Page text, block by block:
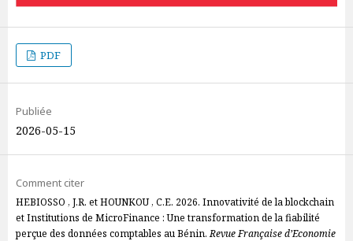
PDF
Publiée
2026-05-15
Comment citer
HEBIOSSO , J.R. et HOUNKOU , C.E. 2026. Innovativité de la blockchain
et Institutions de MicroFinance : Une transformation de la fiabilité
perçue des données comptables au Bénin.Revue Française d’Economie